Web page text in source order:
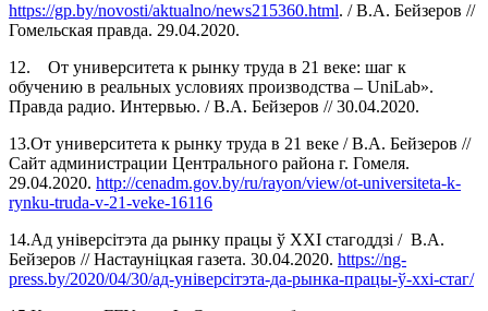
https://gp.by/novosti/aktualno/news215360.html. / В.А. Бейзеров //
Гомельская правда. 29.04.2020.
12. От университета к рынку труда в 21 веке: шаг к
обучению в реальных условиях производства – UniLab».
Правда радио. Интервью. / В.А. Бейзеров // 30.04.2020.
13.От университета к рынку труда в 21 веке / В.А. Бейзеров //
Сайт администрации Центрального района г. Гомеля.
29.04.2020. http://cenadm.gov.by/ru/rayon/view/ot-universiteta-k-
rynku-truda-v-21-veke-16116
14.Ад універсітэта да рынку працы ў XXI стагоддзі / В.А.
Бейзеров // Настаунiцкая газета. 30.04.2020. https://ng-
press.by/2020/04/30/ад-універсітэта-да-рынка-працы-ў-xxi-стаг/